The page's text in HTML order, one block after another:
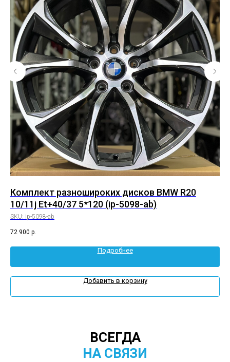
Комплект разношироких дисков BMW R20
10/11j Et+40/37 5*120 (ip-5098-ab)
SKU: ip-5098-ab
72 900 р.
Подробнее
Добавить в корзину
ВСЕГДА
НА СВЯЗИ